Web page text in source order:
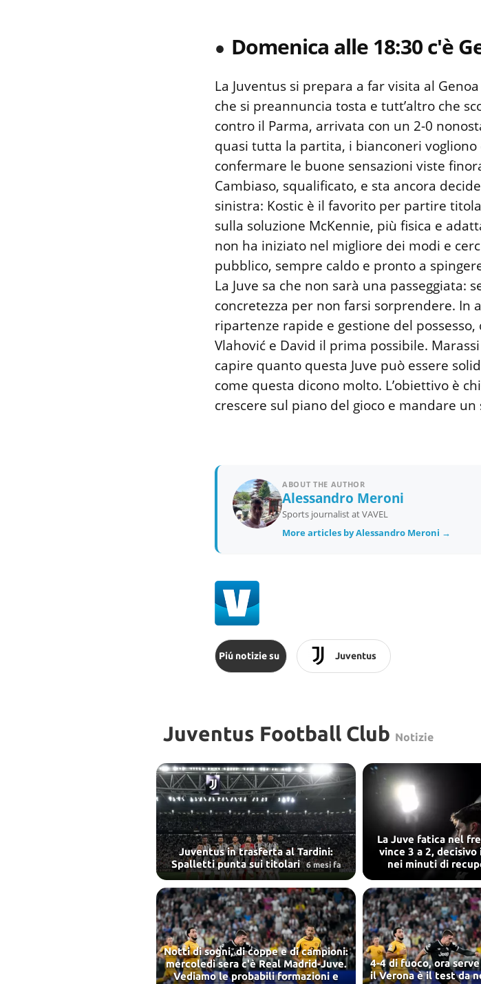
Domenica alle 18:30 c'è
La Juventus si prepara a far visita al
che si preannuncia tosta e tutt’altro che
contro il Parma, arrivata con un 2-0
quasi tutta la partita, i bianconeri
confermare le buone sensazioni viste
Cambiaso, squalificato, e sta ancora
sinistra: Kostic è il favorito per partire
sulla soluzione McKennie, più fisica e
non ha iniziato nel migliore dei modi e
pubblico, sempre caldo e pronto a
La Juve sa che non sarà una passeggiata:
concretezza per non farsi sorprendere. In
ripartenze rapide e gestione del
Vlahović e David il prima possibile.
capire quanto questa Juve può essere
come questa dicono molto. L’obiettivo è
crescere sul piano del gioco e mandare
ABOUT THE AUTHOR
Alessandro Meroni
Sports journalist at VAVEL
More articles by Alessandro Meroni →
Piú notizie su Juventus
Juventus Football Club Notizie
Juventus in trasferta al Tardini:
Spalletti punta sui titolari 6 mesi fa
La Juve fatica nel
vince 3 a 2, decisivo
nei minuti di
Notti di sogni, di coppe e di campioni:
mercoledì sera c'è Real Madrid-Juve.
Vediamo le probabili formazioni e
4-4 di fuoco, ora
il Verona è il test da